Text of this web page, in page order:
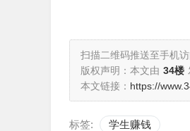
扫描二维码推送至手机访
版权声明：本文由 34楼
本文链接： https://
标签: 学生赚钱